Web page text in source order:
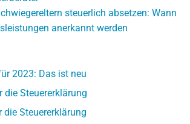
steuerlich absetzen: Wann
anerkannt werden
2023: Das ist neu
Steuererklärung
Steuererklärung